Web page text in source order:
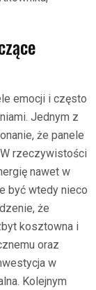
emocji i często
Jednym z
że panele
W rzeczywistości
nawet w
być wtedy nieco
że
kosztowna i
oraz
w
Kolejnym